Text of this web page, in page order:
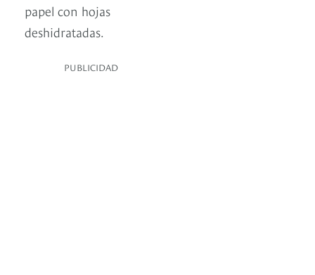
papel con hojas
deshidratadas.
PUBLICIDAD